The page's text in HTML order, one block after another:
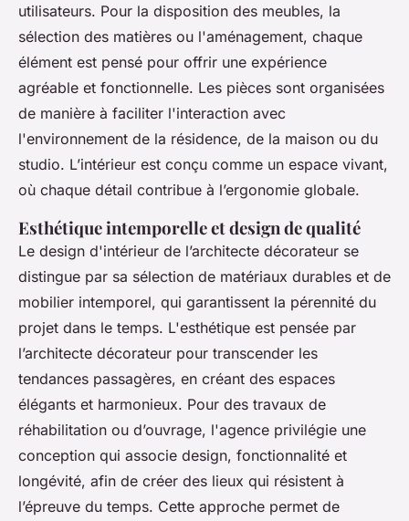
utilisateurs. Pour la disposition des meubles, la
sélection des matières ou l'aménagement, chaque
élément est pensé pour offrir une expérience
agréable et fonctionnelle. Les pièces sont organisées
de manière à faciliter l'interaction avec
l'environnement de la résidence, de la maison ou du
studio. L’intérieur est conçu comme un espace vivant,
où chaque détail contribue à l’ergonomie globale.
Esthétique intemporelle et design de qualité
Le design d'intérieur de l’architecte décorateur se
distingue par sa sélection de matériaux durables et de
mobilier intemporel, qui garantissent la pérennité du
projet dans le temps. L'esthétique est pensée par
l’architecte décorateur pour transcender les
tendances passagères, en créant des espaces
élégants et harmonieux. Pour des travaux de
réhabilitation ou d’ouvrage, l'agence privilégie une
conception qui associe design, fonctionnalité et
longévité, afin de créer des lieux qui résistent à
l’épreuve du temps. Cette approche permet de